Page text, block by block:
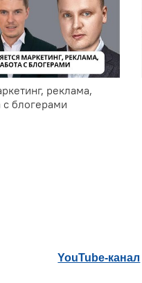
реклама,
с блогерами
YouTube-канал